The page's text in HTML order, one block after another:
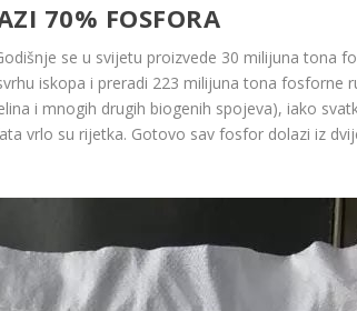
70% FOSFORA
se u svijetu proizvede 30 milijuna tona
iskopa i preradi 223 milijuna tona fosforne
i mnogih drugih biogenih spojeva), iako
vrlo su rijetka. Gotovo sav fosfor dolazi iz